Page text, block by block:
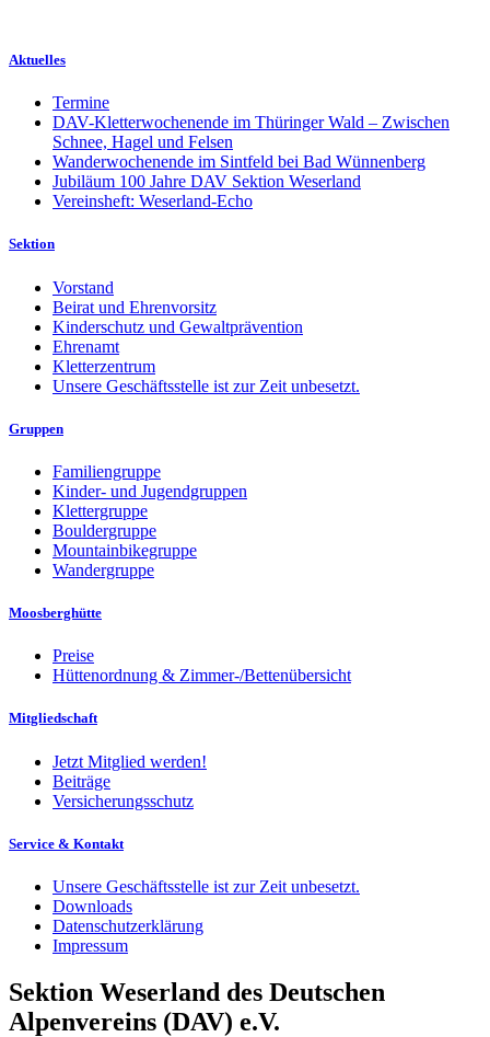
Aktuelles
Termine
DAV-Kletterwochenende im Thüringer Wald – Zwischen
Schnee, Hagel und Felsen
Wanderwochenende im Sintfeld bei Bad Wünnenberg
Jubiläum 100 Jahre DAV Sektion Weserland
Vereinsheft: Weserland-Echo
Sektion
Vorstand
Beirat und Ehrenvorsitz
Kinderschutz und Gewaltprävention
Ehrenamt
Kletterzentrum
Unsere Geschäftsstelle ist zur Zeit unbesetzt.
Gruppen
Familiengruppe
Kinder- und Jugendgruppen
Klettergruppe
Bouldergruppe
Mountainbikegruppe
Wandergruppe
Moosberghütte
Preise
Hüttenordnung & Zimmer-/Bettenübersicht
Mitgliedschaft
Jetzt Mitglied werden!
Beiträge
Versicherungsschutz
Service & Kontakt
Unsere Geschäftsstelle ist zur Zeit unbesetzt.
Downloads
Datenschutzerklärung
Impressum
Sektion Weserland des Deutschen
Alpenvereins (DAV) e.V.